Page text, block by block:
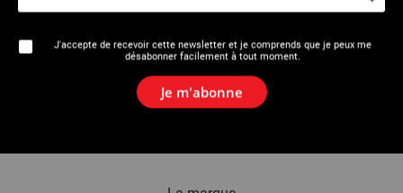
Ajouter un invité
J'accepte de recevoir cette newsletter et je comprends que je peux me
désabonner facilement à tout moment.
Je m'abonne